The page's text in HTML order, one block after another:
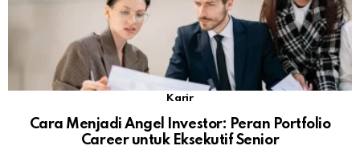
Karir
Cara Menjadi Angel Investor: Peran Portfolio
Career untuk Eksekutif Senior